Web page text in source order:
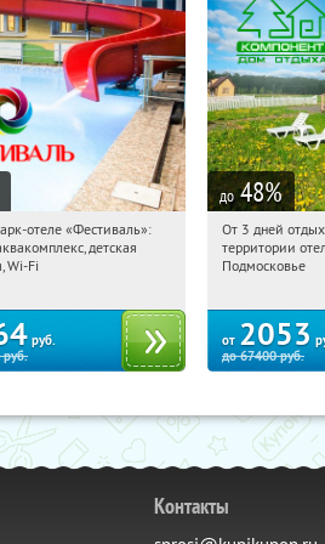
Купили:
обл., Клепиковский район,
отеле «Фестиваль»:
детская
Wi-Fi
руб.
руб.
до 48%
05:53:52
Московская
От 3 дней
территории
Подмосковье
от 2053
до67400руб.
Контакты